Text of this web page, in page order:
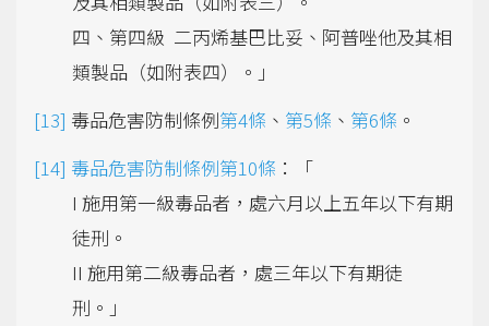
四、第四級 二丙烯基巴比妥、阿普唑他及其相
類製品（如附表四）。」
毒品危害防制條例第4條 、 第5條 、 第6條 。
毒品危害防制條例第10條 ：「
I 施用第一級毒品者，處六月以上五年以下有期
徒刑。
II 施用第二級毒品者，處三年以下有期徒
刑。」